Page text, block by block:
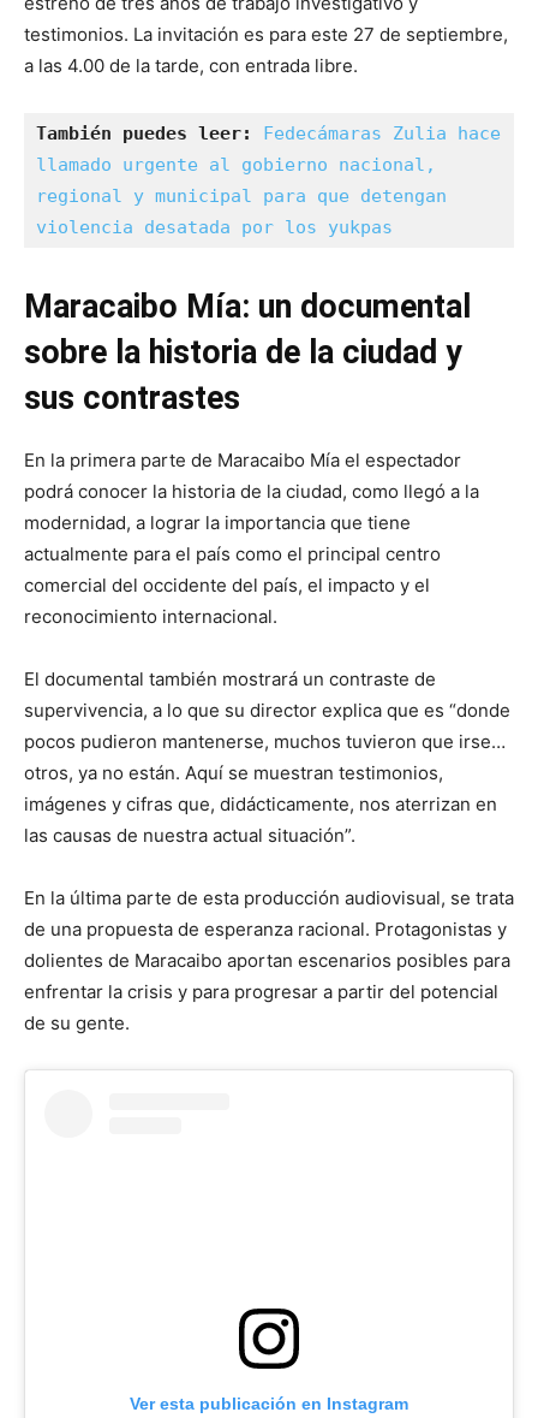
testimonios. La invitación es para este 27 de septiembre,
a las 4.00 de la tarde, con entrada libre.
También puedes leer: Fedecámaras Zulia hace
llamado urgente al gobierno nacional,
regional y municipal para que detengan
violencia desatada por los yukpas
Maracaibo Mía: un documental
sobre la historia de la ciudad y
sus contrastes
En la primera parte de Maracaibo Mía el espectador
podrá conocer la historia de la ciudad, como llegó a la
modernidad, a lograr la importancia que tiene
actualmente para el país como el principal centro
comercial del occidente del país, el impacto y el
reconocimiento internacional.
El documental también mostrará un contraste de
supervivencia, a lo que su director explica que es “donde
pocos pudieron mantenerse, muchos tuvieron que irse…
otros, ya no están. Aquí se muestran testimonios,
imágenes y cifras que, didácticamente, nos aterrizan en
las causas de nuestra actual situación”.
En la última parte de esta producción audiovisual, se trata
de una propuesta de esperanza racional. Protagonistas y
dolientes de Maracaibo aportan escenarios posibles para
enfrentar la crisis y para progresar a partir del potencial
de su gente.
Ver esta publicación en Instagram